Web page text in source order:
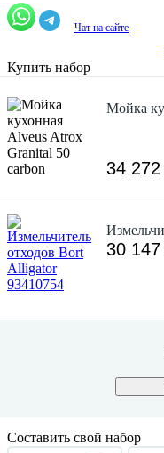
Чат на сайте
Купить набор
Мойка
34
30
Составить свой набор